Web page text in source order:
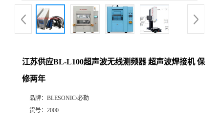
江苏供应BL-L100超声波无线测频器 超声波焊接机 保
修两年
品牌： BLESONIC/必勒
货号： 2000